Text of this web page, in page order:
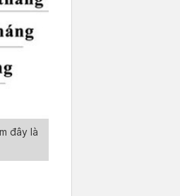
đây là